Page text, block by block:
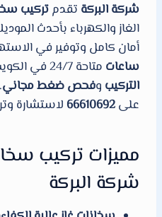
شركة البركة تقدمتركيب
الغاز والكهرباء بأحدث
أمان كامل وتوفير في
ساعات متاحة 24/7 في الكويت، مع
التركيب وفحص ضغط مجاني
على66610692 لاستشارة
مميزات تركيب
شركة البركة